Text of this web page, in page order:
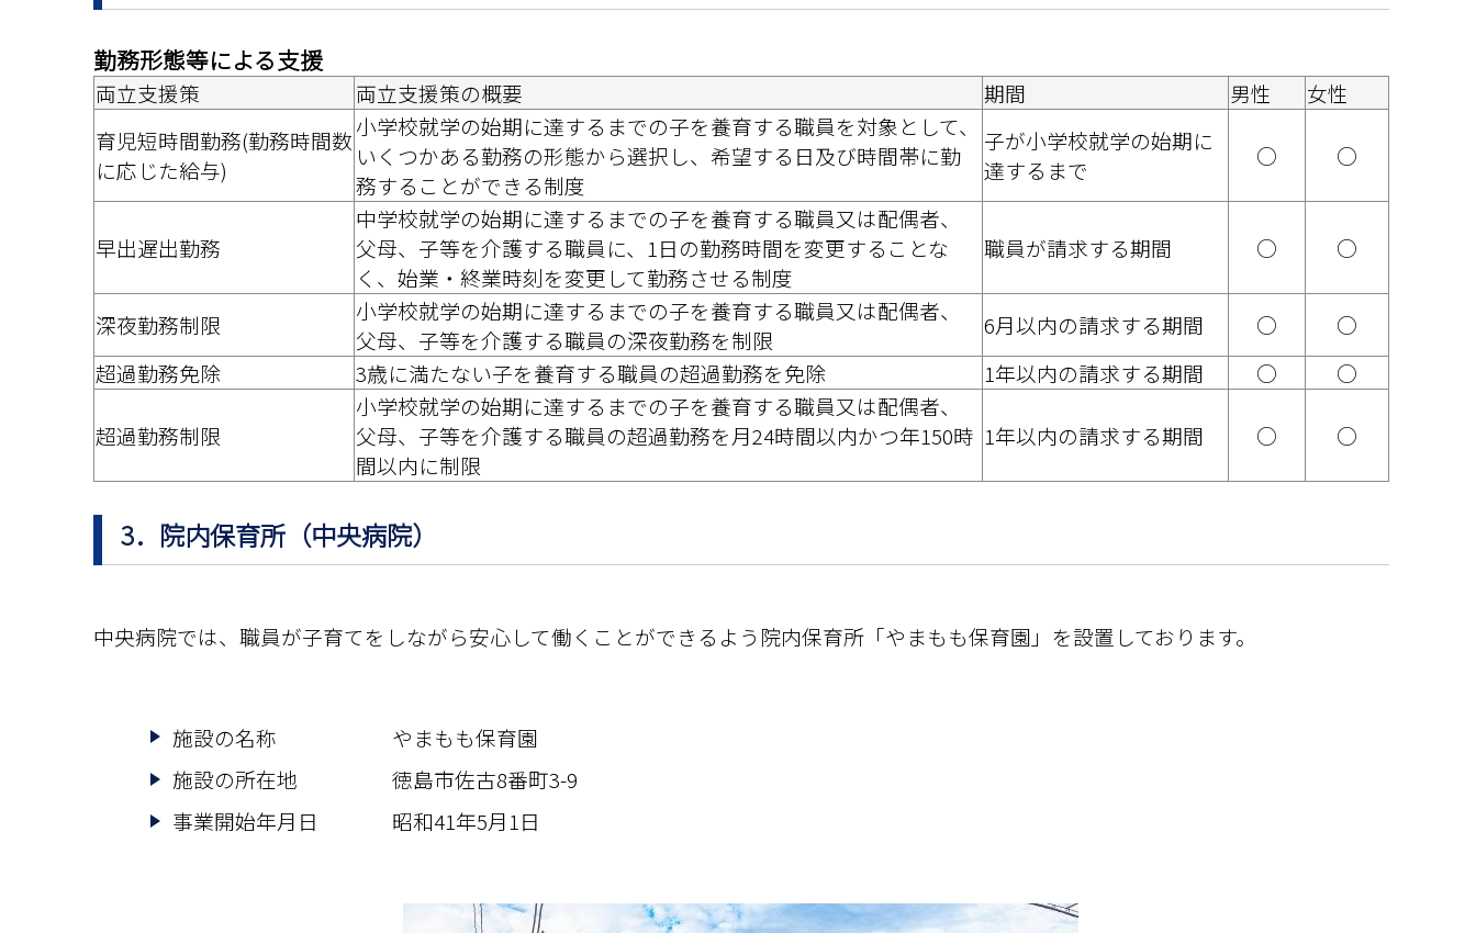
勤務形態等による支援
両立支援策 両立支援策の概要 期間 男性
女性
育児短時間勤務(勤務時間数
に応じた給与)
小学校就学の始期に達するまでの子を養育する職員を対象として、
いくつかある勤務の形態から選択し、希望する日及び時間帯に勤
務することができる制度
子が小学校就学の始期に
達するまで
○ ○
早出遅出勤務
中学校就学の始期に達するまでの子を養育する職員又は配偶者、
父母、子等を介護する職員に、1日の勤務時間を変更することな
く、始業・終業時刻を変更して勤務させる制度
職員が請求する期間 ○ ○
深夜勤務制限
小学校就学の始期に達するまでの子を養育する職員又は配偶者、
父母、子等を介護する職員の深夜勤務を制限
6月以内の請求する期間 ○
○
超過勤務免除
3歳に満たない子を養育する職員の超過勤務を免除 1年以内の請求する期間 ○ ○
超過勤務制限
小学校就学の始期に達するまでの子を養育する職員又は配偶者、
父母、子等を介護する職員の超過勤務を月24時間以内かつ年150時
間以内に制限
1年以内の請求する期間 ○ ○
3．院内保育所（中央病院）
中央病院では、職員が子育てをしながら安心して働くことができるよう院内保育所「やまもも保育園」を設置しております。
施設の名称
やまもも保育園
施設の所在地
徳島市佐古8番町3-9
事業開始年月日
昭和41年5月1日